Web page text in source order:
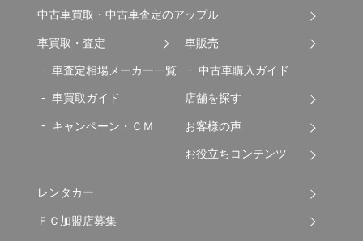
中古車買取・中古車査定のアップル
車買取・査定
車査定相場メーカー一覧
車買取ガイド
キャンペーン・ＣＭ
車販売
中古車購入ガイド
店舗を探す
お客様の声
お役立ちコンテンツ
レンタカー
ＦＣ加盟店募集